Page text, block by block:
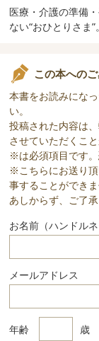
医療・介護の準備
ない“おひとりさま
この本への
本書をお読みにな
い。
投稿された内容は
させていただくこと
※は必須項目です。
※こちらにお送り
事することができま
あしからず、ご了
お名前（ハンドルネ
メールアドレス
年齢 歳